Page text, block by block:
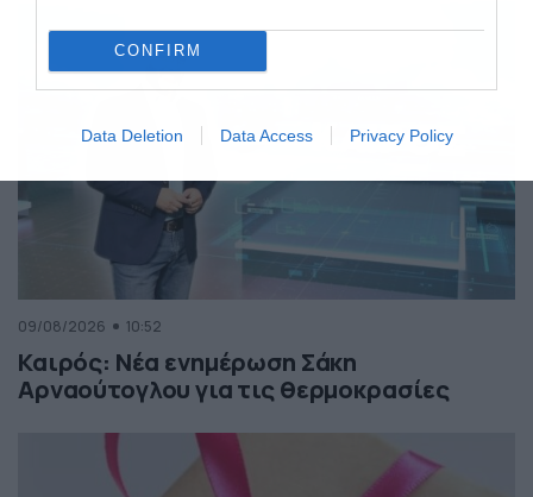
CONFIRM
Data Deletion Data Access Privacy Policy
09/08/2026 10:52
Καιρός: Νέα ενημέρωση Σάκη
Αρναούτογλου για τις θερμοκρασίες